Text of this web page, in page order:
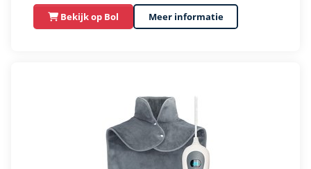
Bekijk op Bol Meer informatie